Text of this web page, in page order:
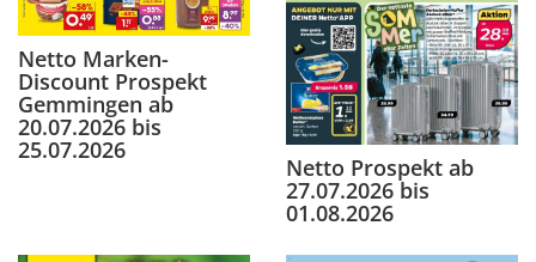
Netto Marken-
Discount Prospekt
Gemmingen ab
20.07.2026 bis
25.07.2026
Netto Prospekt ab
27.07.2026 bis
01.08.2026